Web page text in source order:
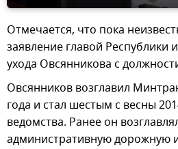
Отмечается, что пока
заявление главой Республики
ухода Овсянникова с
Овсянников возглавил
года и стал шестым с весны
ведомства. Ранее он
административную дорожную